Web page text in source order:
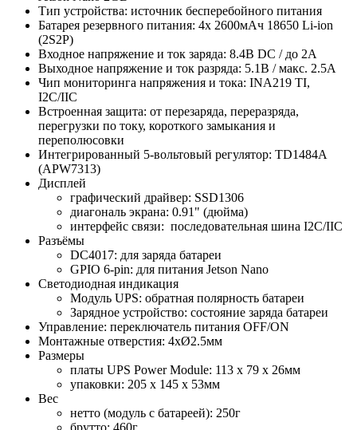
Тип устройства: источник бесперебойного питания
Батарея резервного питания: 4x 2600мАч 18650 Li-ion
(2S2P)
Входное напряжение и ток заряда: 8.4В DC / до 2A
Выходное напряжение и ток разряда: 5.1В / макс. 2.5А
Чип мониторинга напряжения и тока: INA219 TI,
I2C/IIC
Встроенная защита: от перезаряда, переразряда,
перегрузки по току, короткого замыкания и
переполюсовки
Интегрированный 5-вольтовый регулятор: TD1484A
(APW7313)
Дисплей
графический драйвер: SSD1306
диагональ экрана: 0.91" (дюйма)
интерфейс связи: последовательная шина I2C/IIC
Разъёмы
DC4017: для заряда батареи
GPIO 6-pin: для питания Jetson Nano
Светодиодная индикация
Модуль UPS: обратная полярность батареи
Зарядное устройство: состояние заряда батареи
Управление: переключатель питания OFF/ON
Монтажные отверстия: 4хØ2.5мм
Размеры
платы UPS Power Module: 113 х 79 х 26мм
упаковки: 205 х 145 х 53мм
Вес
нетто (модуль с батареей): 250г
брутто: 460г